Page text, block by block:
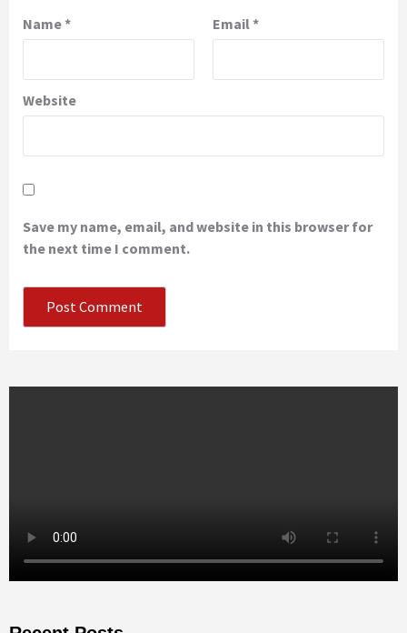
Name* Email *
Website
Save my name, email, and website in this browser for
the next time I comment.